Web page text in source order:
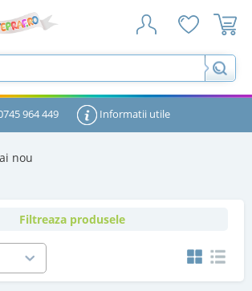
964 449 Informatii utile
nou
Filtreaza produsele